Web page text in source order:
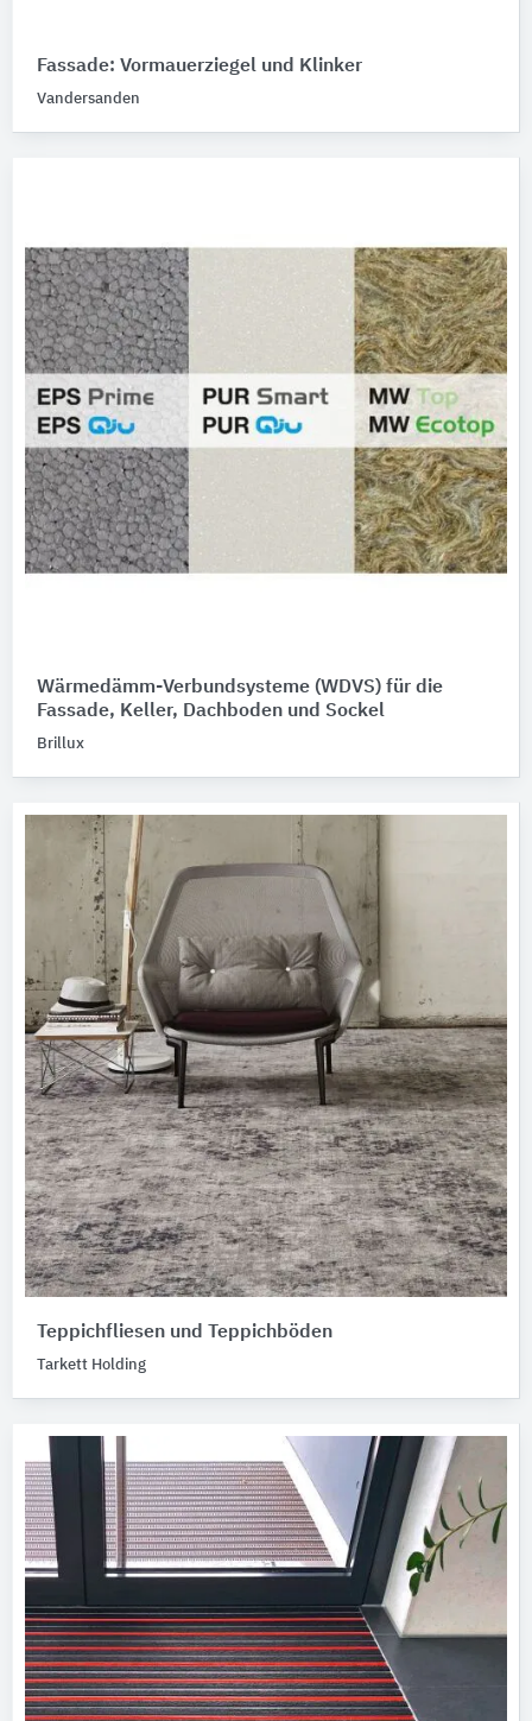
Fassade: Vormauerziegel und Klinker
Vandersanden
Wärmedämm-Verbundsysteme (WDVS) für die
Fassade, Keller, Dachboden und Sockel
Brillux
Teppichfliesen und Teppichböden
Tarkett Holding